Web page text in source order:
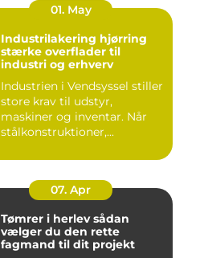
01. May
Industrilakering hjørring
stærke overflader til
industri og erhverv
Industrien i Vendsyssel stiller
store krav til udstyr,
maskiner og inventar. Når
stålkonstruktioner,...
07. Apr
Tømrer i herlev sådan
vælger du den rette
fagmand til dit projekt